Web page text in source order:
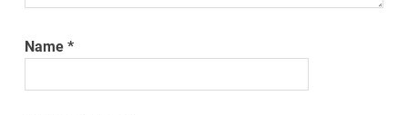
Name*